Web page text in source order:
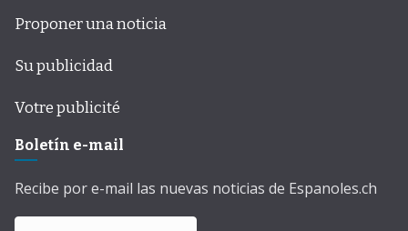
Proponer una noticia
Su publicidad
Votre publicité
Boletín e-mail
Recibe por e-mail las nuevas noticias de Espanoles.ch